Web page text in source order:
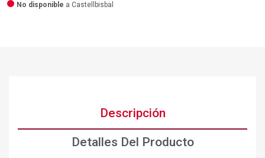
No disponible a Castellbisbal
Descripción
Detalles Del Producto